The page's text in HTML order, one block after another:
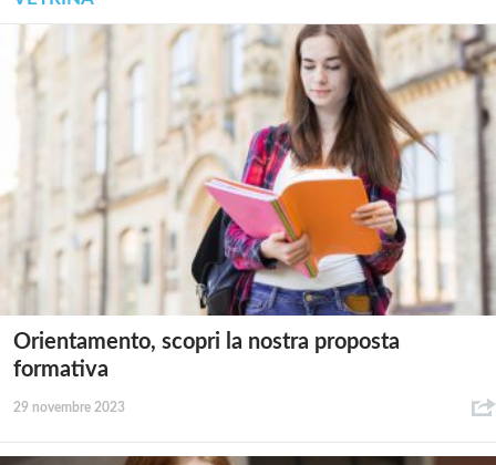
Orientamento, scopri la nostra proposta
formativa
29 novembre 2023